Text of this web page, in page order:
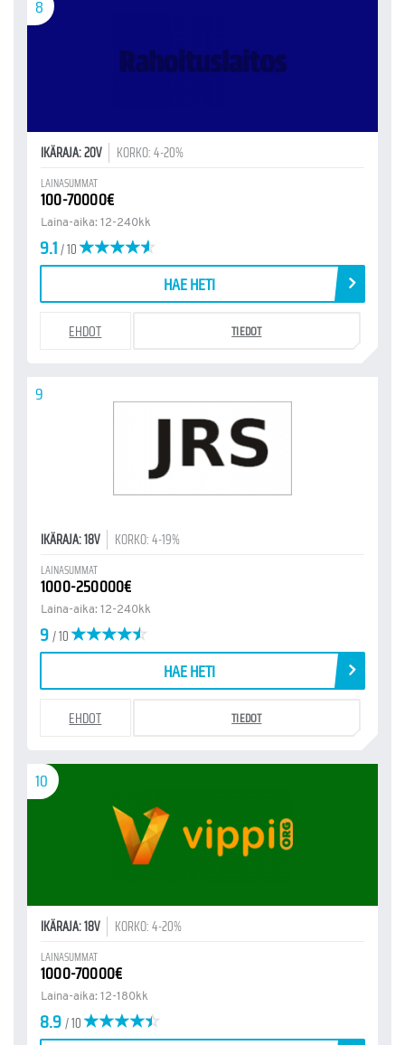
8
IKÄRAJA: 20V KORKO: 4-20%
LAINASUMMAT
100-70000€
Laina-aika: 12-240kk
9.1/ 10
HAE HETI
EHDOT TIEDOT
9
IKÄRAJA: 18V KORKO: 4-19%
LAINASUMMAT
1000-250000€
Laina-aika: 12-240kk
9/ 10
HAE HETI
EHDOT TIEDOT
10
IKÄRAJA: 18V KORKO: 4-20%
LAINASUMMAT
1000-70000€
Laina-aika: 12-180kk
8.9/ 10